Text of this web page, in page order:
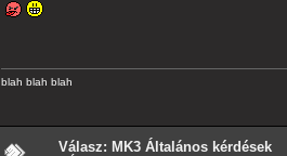
blah blah blah
Válasz: MK3 Általános kérdések